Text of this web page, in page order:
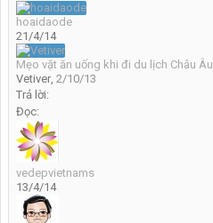
hoaidaode
21/4/14
Mẹo vặt ăn uống khi đi du lịch Châu Âu
Vetiver, 2/10/13
Trả lời:
Đọc:
vedepvietnams
13/4/14